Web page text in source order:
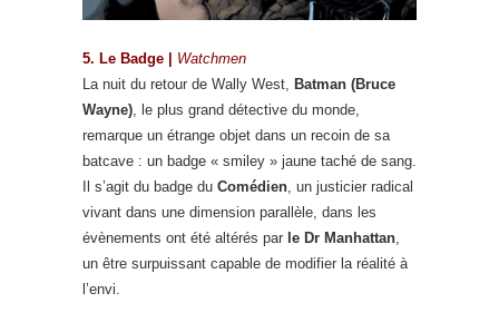
5. Le Badge | Watchmen
La nuit du retour de Wally West, Batman (Bruce
Wayne), le plus grand détective du monde,
remarque un étrange objet dans un recoin de sa
batcave : un badge « smiley » jaune taché de sang.
Il s’agit du badge du Comédien, un justicier radical
vivant dans une dimension parallèle, dans les
évènements ont été altérés par le Dr Manhattan,
un être surpuissant capable de modifier la réalité à
l’envi.